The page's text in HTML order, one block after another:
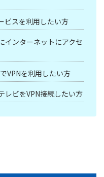
ビスを利用したい方
インターネットにアクセ
VPNを利用したい方
レビをVPN接続したい方